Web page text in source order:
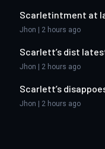
Scarletintment at
Jhon | 2 hours ago
Scarlett’s dist
Jhon | 2 hours ago
Scarlett’s
Jhon | 2 hours ago